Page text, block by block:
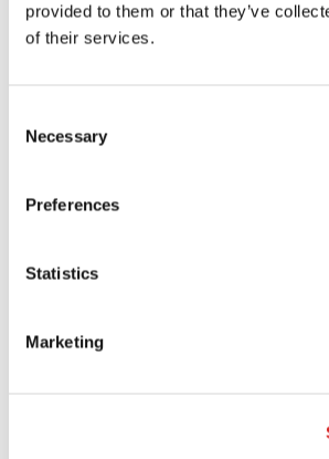
provided to them or that they’ve
of their services.
Selection
Necessary
Preferences
Statistics
Marketing
Max. hijshoogte
Totale lengte
Lengte tot voorzijde van de vorken
Totale breedte